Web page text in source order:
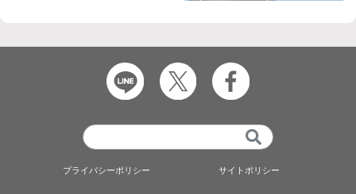
プライバシーポリシー サイトポリシー